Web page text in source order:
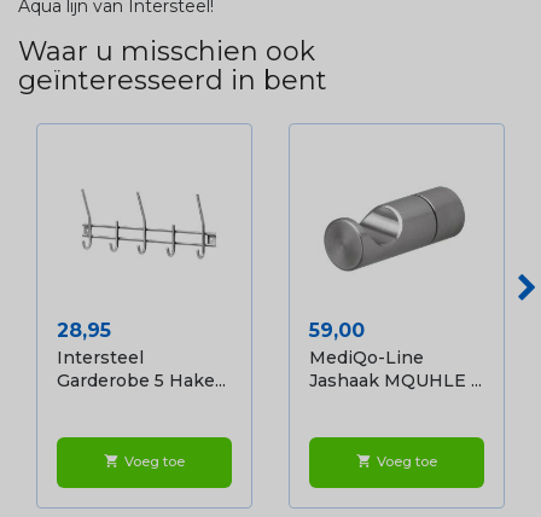
Aqua lijn van Intersteel!
Waar u misschien ook
geïnteresseerd in bent
Prijs
28,95
Intersteel
Garderobe 5 Hake...
shopping_cart Voeg toe
Prijs
59,00
MediQo-Line
Jashaak MQUHLE ...
shopping_cart Voeg toe